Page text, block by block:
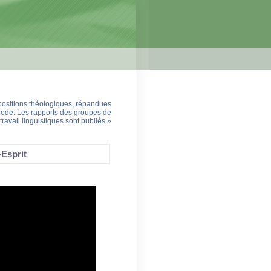
théologiques, répandues
Les rapports des groupes de
travail linguistiques sont publiés »
Esprit